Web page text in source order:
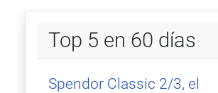
Top 5 en 60 días
Spendor Classic 2/3, el